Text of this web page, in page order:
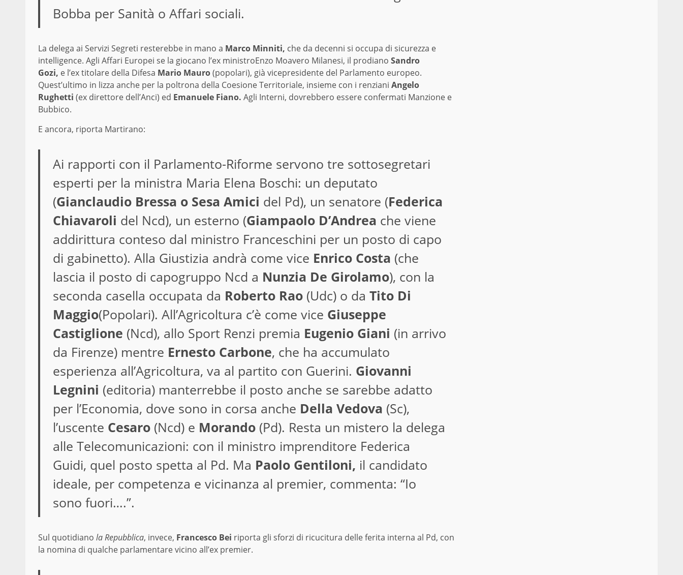
Bobba per Sanità o Affari sociali.
La delega ai Servizi Segreti resterebbe in mano a Marco Minniti, che da decenni si occupa di sicurezza e
intelligence. Agli Affari Europei se la giocano l’ex ministroEnzo Moavero Milanesi, il prodiano Sandro
Gozi, e l’ex titolare della Difesa Mario Mauro(popolari), già vicepresidente del Parlamento europeo.
Quest’ultimo in lizza anche per la poltrona della Coesione Territoriale, insieme con i renziani Angelo
Rughetti (ex direttore dell’Anci) ed Emanuele Fiano. Agli Interni, dovrebbero essere confermati Manzione e
Bubbico.
E ancora, riporta Martirano:
Ai rapporti con il Parlamento-Riforme servono tre sottosegretari
esperti per la ministra Maria Elena Boschi: un deputato
(Gianclaudio Bressa o Sesa Amici del Pd), un senatore (Federica
Chiavaroli del Ncd), un esterno (Giampaolo D’Andrea che viene
addirittura conteso dal ministro Franceschini per un posto di capo
di gabinetto). Alla Giustizia andrà come vice Enrico Costa (che
lascia il posto di capogruppo Ncd a Nunzia De Girolamo), con la
seconda casella occupata da Roberto Rao(Udc) o da Tito Di
Maggio(Popolari). All’Agricoltura c’è come vice Giuseppe
Castiglione (Ncd), allo Sport Renzi premia Eugenio Giani (in arrivo
da Firenze) mentre Ernesto Carbone, che ha accumulato
esperienza all’Agricoltura, va al partito con Guerini. Giovanni
Legnini (editoria) manterrebbe il posto anche se sarebbe adatto
per l’Economia, dove sono in corsa anche Della Vedova (Sc),
l’uscente Cesaro(Ncd) e Morando (Pd). Resta un mistero la delega
alle Telecomunicazioni: con il ministro imprenditore Federica
Guidi, quel posto spetta al Pd. Ma Paolo Gentiloni, il candidato
ideale, per competenza e vicinanza al premier, commenta: “Io
sono fuori….”.
Sul quotidiano la Repubblica, invece, Francesco Bei riporta gli sforzi di ricucitura delle ferita interna al Pd, con
la nomina di qualche parlamentare vicino all’ex premier.